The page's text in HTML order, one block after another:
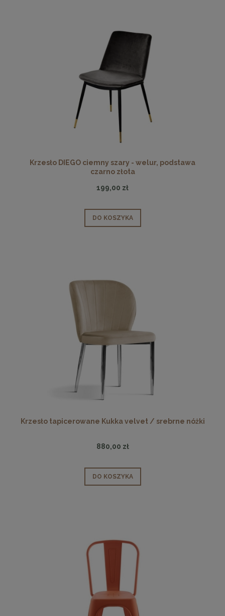
Krzesło DIEGO ciemny szary - welur, podstawa
czarno złota
199,00 zł
DO KOSZYKA
Krzesło tapicerowane Kukka velvet / srebrne nóżki
880,00 zł
DO KOSZYKA